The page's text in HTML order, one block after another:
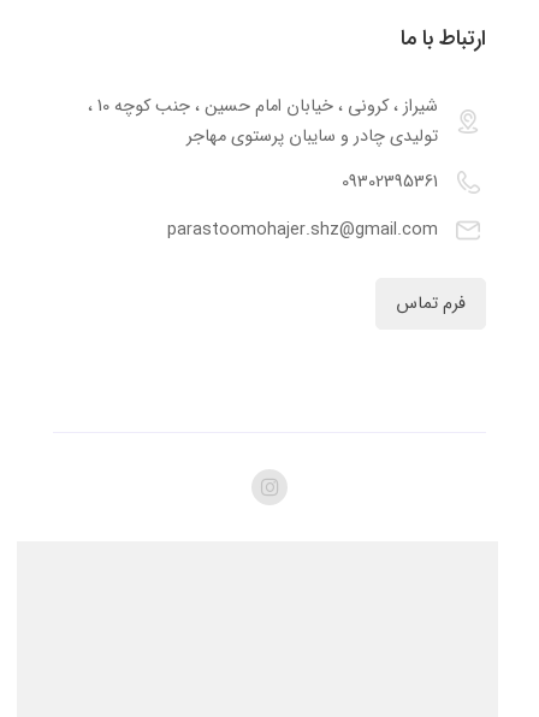
ارتباط با ما
شیراز ، کرونی ، خیابان امام حسین ، جنب کوچه 10 ،
تولیدی چادر و سایبان پرستوی مهاجر
09302395361
parastoomohajer.shz@gmail.com
فرم تماس